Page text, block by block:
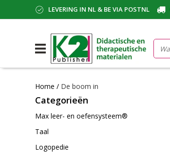
LEVERING IN NL & BE VIA POSTNL
Home / De boom in
Categorieën
Max leer- en oefensysteem®
Taal
Logopedie